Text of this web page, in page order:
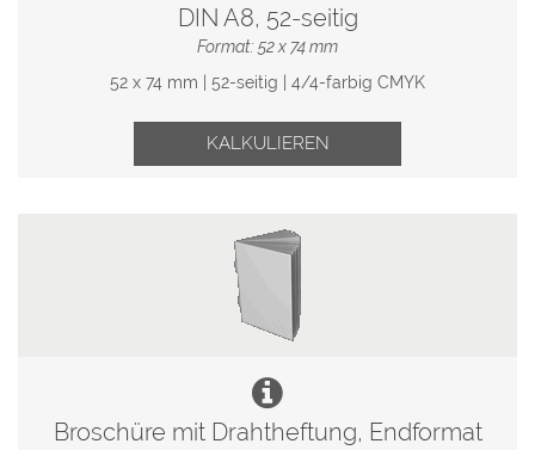
DIN A8, 52-seitig
Format: 52 x 74 mm
52 x 74 mm | 52-seitig | 4/4-farbig CMYK
KALKULIEREN
Broschüre mit Drahtheftung, Endformat